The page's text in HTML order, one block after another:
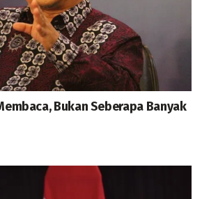
Bukan Seberapa Banyak